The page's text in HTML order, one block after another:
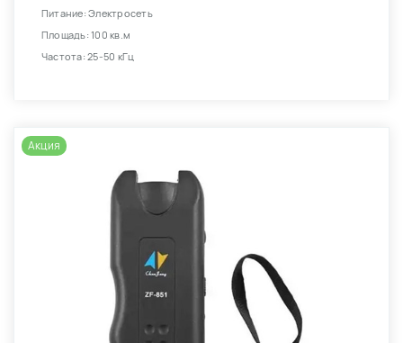
Питание: Электросеть
Площадь: 100 кв.м
Частота: 25-50 кГц
Акция